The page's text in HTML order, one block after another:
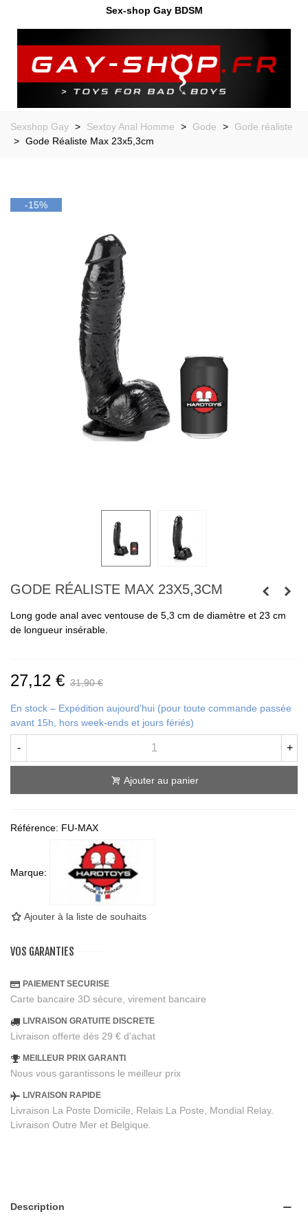
Sex-shop Gay BDSM
Sexshop Gay > Sextoy Anal Homme > Gode >
Gode réaliste
> Gode Réaliste Max 23x5,3cm
-15%
GODE RÉALISTE MAX 23X5,3CM
Long gode anal avec ventouse de 5,3 cm de diamètre et 23 cm
de longueur insérable.
27,12 € 31,90 €
En stock – Expédition aujourd'hui (pour toute commande passée
avant 15h, hors week-ends et jours fériés)
- +
Ajouter au panier
Référence: FU-MAX
Marque:
Ajouter à la liste de souhaits
VOS GARANTIES
PAIEMENT SECURISE
Carte bancaire 3D sécure, virement bancaire
LIVRAISON GRATUITE DISCRETE
Livraison offerte dès 29 € d'achat
MEILLEUR PRIX GARANTI
Nous vous garantissons le meilleur prix
LIVRAISON RAPIDE
Livraison La Poste Domicile, Relais La Poste, Mondial Relay.
Livraison Outre Mer et Belgique.
Description